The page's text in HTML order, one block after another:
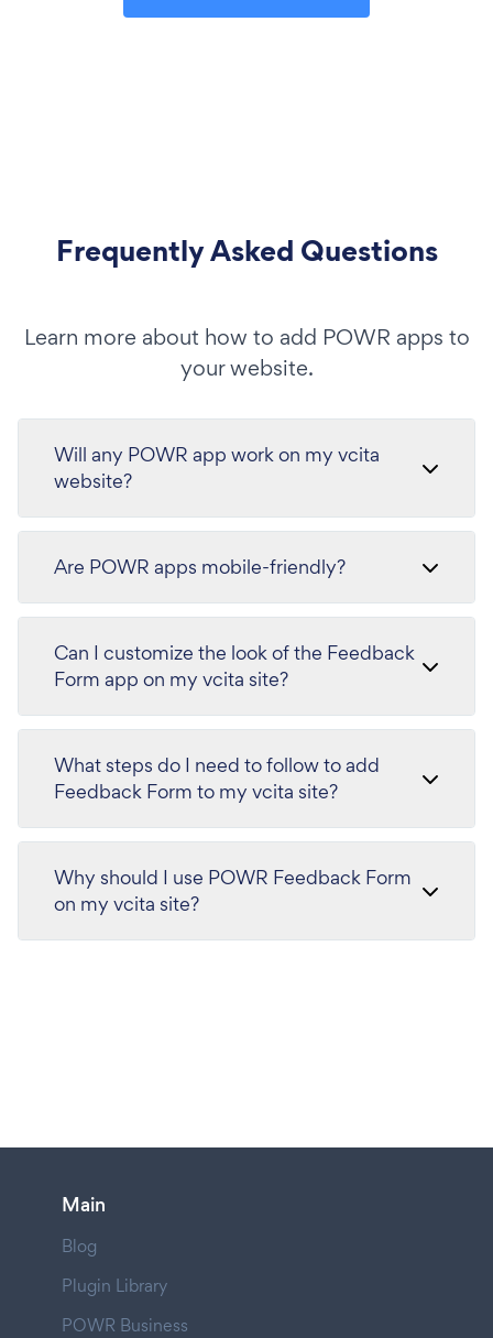
Frequently Asked Questions
Learn more about how to add POWR apps to
your website.
Will any POWR app work on my vcita
website?
Are POWR apps mobile-friendly?
Can I customize the look of the Feedback
Form app on my vcita site?
What steps do I need to follow to add
Feedback Form to my vcita site?
Why should I use POWR Feedback Form
on my vcita site?
Main
Blog
Plugin Library
POWR Business